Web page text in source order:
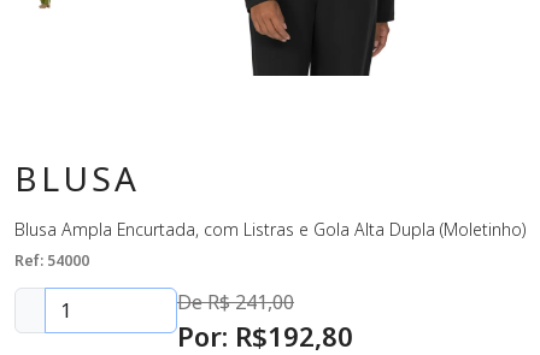
BLUSA
Blusa Ampla Encurtada, com Listras e Gola Alta Dupla (Moletinho)
Ref: 54000
De R$241,00
Por: R$192,80